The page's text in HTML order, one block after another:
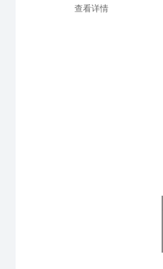
查看详情